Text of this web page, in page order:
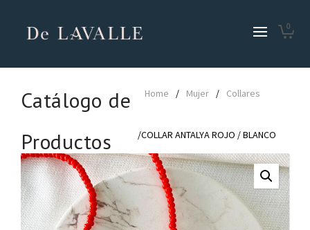
0
Catálogo de
Productos
Home / Mujer / Collares
/COLLAR ANTALYA ROJO / BLANCO